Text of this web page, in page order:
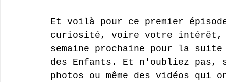
Et voilà pour ce premier
curiosité, voire votre intérêt,
semaine prochaine pour la
des Enfants. Et n'oubliez pas,
photos ou même des vidéos